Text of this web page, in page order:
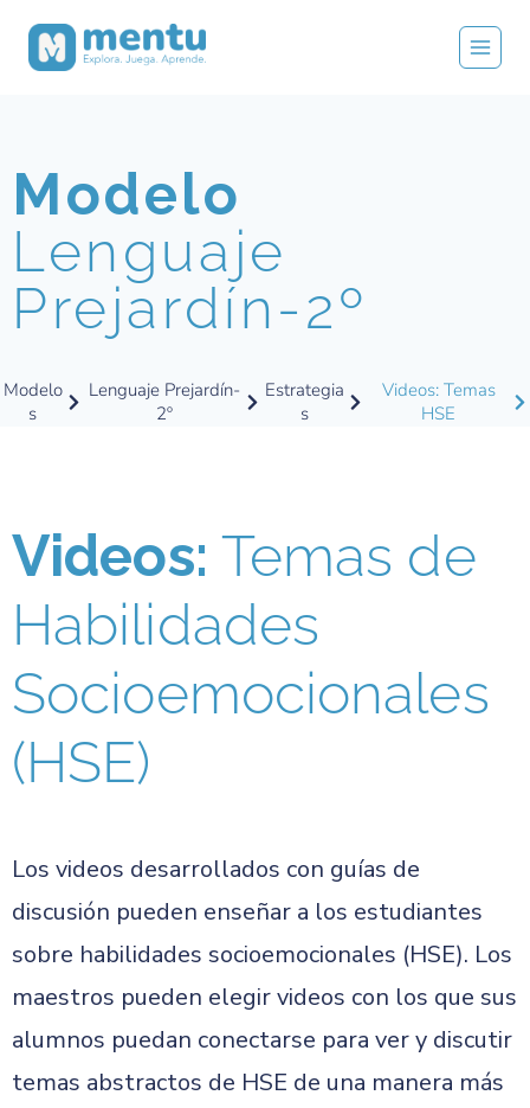
Modelo
Lenguaje
Prejardín-2º
Modelo
s
Lenguaje Prejardín-
2º
Estrategia
s
Videos: Temas
HSE
Videos: Temas de
Habilidades
Socioemocionales
(HSE)
Los videos desarrollados con guías de
discusión pueden enseñar a los estudiantes
sobre habilidades socioemocionales (HSE). Los
maestros pueden elegir videos con los que sus
alumnos puedan conectarse para ver y discutir
temas abstractos de HSE de una manera más